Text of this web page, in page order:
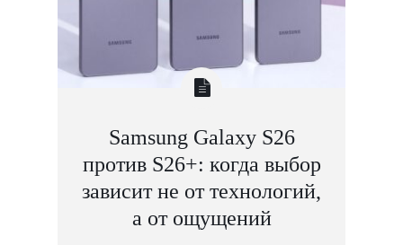
Samsung Galaxy S26
против S26+: когда выбор
зависит не от технологий,
а от ощущений